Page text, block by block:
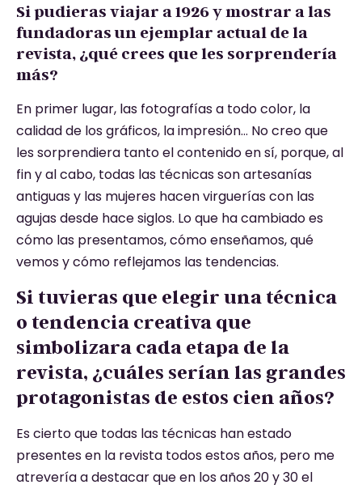
Si pudieras viajar a 1926 y mostrar a las
fundadoras un ejemplar actual de la
revista, ¿qué crees que les sorprendería
más?
En primer lugar, las fotografías a todo color, la
calidad de los gráficos, la impresión… No creo que
les sorprendiera tanto el contenido en sí, porque, al
fin y al cabo, todas las técnicas son artesanías
antiguas y las mujeres hacen virguerías con las
agujas desde hace siglos. Lo que ha cambiado es
cómo las presentamos, cómo enseñamos, qué
vemos y cómo reflejamos las tendencias.
Si tuvieras que elegir una técnica
o tendencia creativa que
simbolizara cada etapa de la
revista, ¿cuáles serían las grandes
protagonistas de estos cien años?
Es cierto que todas las técnicas han estado
presentes en la revista todos estos años, pero me
atrevería a destacar que en los años 20 y 30 el